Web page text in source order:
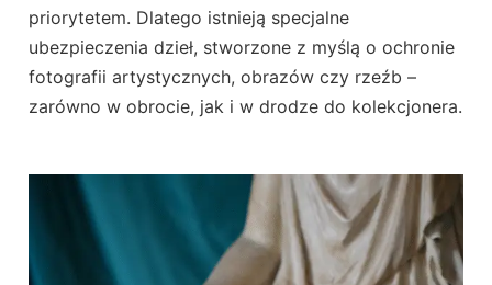
priorytetem. Dlatego istnieją specjalne
ubezpieczenia dzieł, stworzone z myślą o ochronie
fotografii artystycznych, obrazów czy rzeźb –
zarówno w obrocie, jak i w drodze do kolekcjonera.